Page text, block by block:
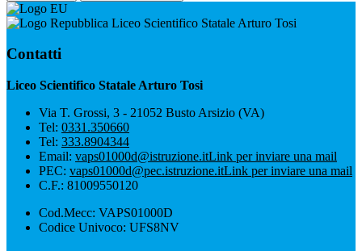
Liceo Scientifico Statale Arturo Tosi
Contatti
Liceo Scientifico Statale Arturo Tosi
Via T. Grossi, 3 - 21052 Busto Arsizio (VA)
Tel: 0331.350660
Tel: 333.8904344
Email: vaps01000d@istruzione.itLink per inviare una mail
PEC: vaps01000d@pec.istruzione.itLink per inviare una mail
C.F.: 81009550120
Cod.Mecc: VAPS01000D
Codice Univoco: UFS8NV